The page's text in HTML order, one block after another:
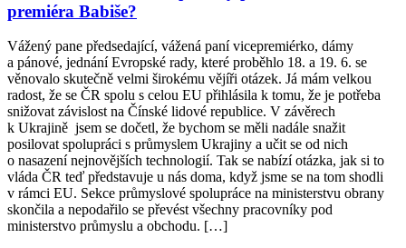
premiéra Babiše?
Vážený pane předsedající, vážená paní vicepremiérko, dámy
a pánové, jednání Evropské rady, které proběhlo 18. a 19. 6. se
věnovalo skutečně velmi širokému vějíři otázek. Já mám velkou
radost, že se ČR spolu s celou EU přihlásila k tomu, že je potřeba
snižovat závislost na Čínské lidové republice. V závěrech
k Ukrajině jsem se dočetl, že bychom se měli nadále snažit
posilovat spolupráci s průmyslem Ukrajiny a učit se od nich
o nasazení nejnovějších technologií. Tak se nabízí otázka, jak si to
vláda ČR teď představuje u nás doma, když jsme se na tom shodli
v rámci EU. Sekce průmyslové spolupráce na ministerstvu obrany
skončila a nepodařilo se převést všechny pracovníky pod
ministerstvo průmyslu a obchodu. […]